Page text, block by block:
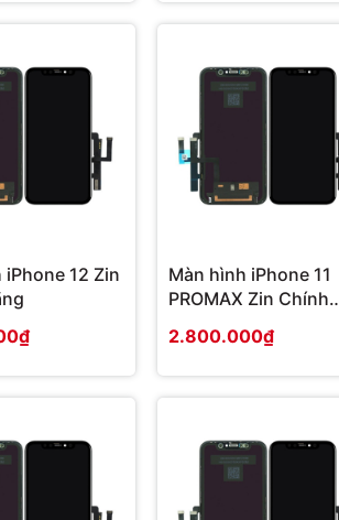
iPhone 12 Zin
Màn hình iPhone 11
PROMAX Zin Chính
2.800.000₫